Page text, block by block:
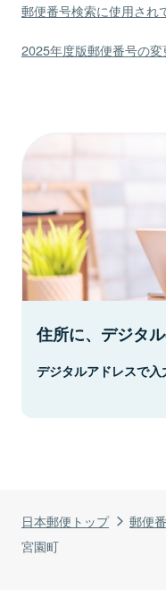
日本郵便トップ 郵便
宮園町
郵便番号検索に使用され
2025年度版郵便番号の変
住所に、デジタル
デジタルアドレスで入